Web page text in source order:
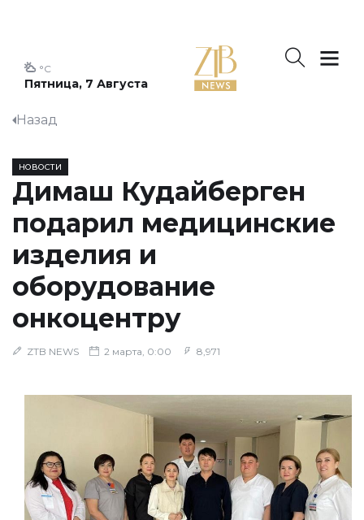
Пятница, 7 Августа
°C
Назад
НОВОСТИ
Димаш Кудайберген
подарил медицинские
изделия и
оборудование
онкоцентру
ZTB NEWS 2 марта, 0:00 8,971